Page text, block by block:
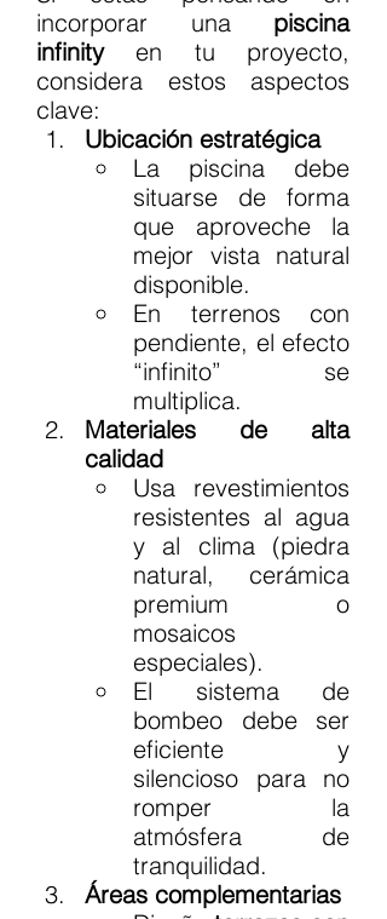
incorporar una piscina
infinity en tu proyecto,
considera estos aspectos
clave:
Ubicación estratégica
La piscina debe
situarse de forma
que aproveche la
mejor vista natural
disponible.
En terrenos con
pendiente, el efecto
“infinito” se
multiplica.
Materiales de alta
calidad
Usa revestimientos
resistentes al agua
y al clima (piedra
natural, cerámica
premium o
mosaicos
especiales).
El sistema de
bombeo debe ser
eficiente y
silencioso para no
romper la
atmósfera de
tranquilidad.
Áreas complementarias